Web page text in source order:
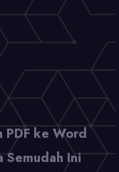
PDF ke Word
Semudah Ini